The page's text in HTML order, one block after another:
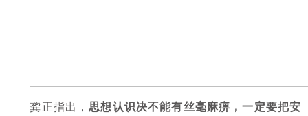
龚正指出，思想认识决不能有丝毫麻痹，一定要把安